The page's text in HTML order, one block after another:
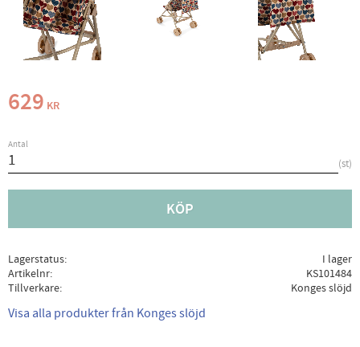
629 KR
Antal
st
KÖP
Lagerstatus
I lager
Artikelnr
KS101484
Tillverkare
Konges slöjd
Visa alla produkter från Konges slöjd